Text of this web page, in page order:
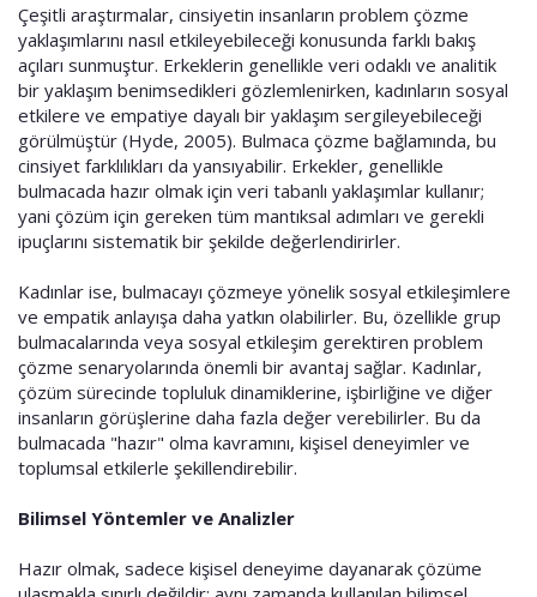
Çeşitli araştırmalar, cinsiyetin insanların problem çözme
yaklaşımlarını nasıl etkileyebileceği konusunda farklı bakış
açıları sunmuştur. Erkeklerin genellikle veri odaklı ve analitik
bir yaklaşım benimsedikleri gözlemlenirken, kadınların sosyal
etkilere ve empatiye dayalı bir yaklaşım sergileyebileceği
görülmüştür (Hyde, 2005). Bulmaca çözme bağlamında, bu
cinsiyet farklılıkları da yansıyabilir. Erkekler, genellikle
bulmacada hazır olmak için veri tabanlı yaklaşımlar kullanır;
yani çözüm için gereken tüm mantıksal adımları ve gerekli
ipuçlarını sistematik bir şekilde değerlendirirler.
Kadınlar ise, bulmacayı çözmeye yönelik sosyal etkileşimlere
ve empatik anlayışa daha yatkın olabilirler. Bu, özellikle grup
bulmacalarında veya sosyal etkileşim gerektiren problem
çözme senaryolarında önemli bir avantaj sağlar. Kadınlar,
çözüm sürecinde topluluk dinamiklerine, işbirliğine ve diğer
insanların görüşlerine daha fazla değer verebilirler. Bu da
bulmacada "hazır" olma kavramını, kişisel deneyimler ve
toplumsal etkilerle şekillendirebilir.
Bilimsel Yöntemler ve Analizler
Hazır olmak, sadece kişisel deneyime dayanarak çözüme